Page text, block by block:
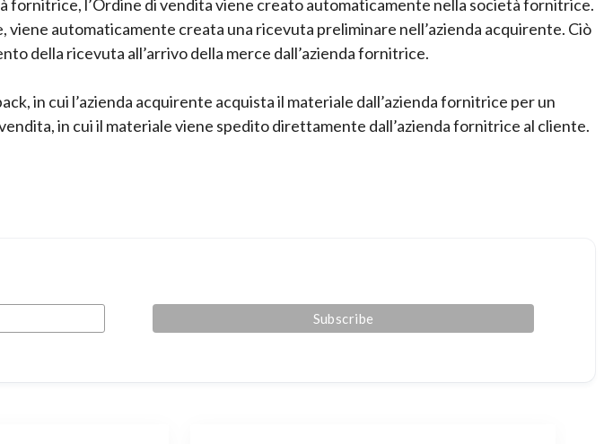
fornitrice, l’Ordine di vendita viene creato automaticamente nella società fornitrice.
viene automaticamente creata una ricevuta preliminare nell’azienda acquirente. Ciò
della ricevuta all’arrivo della merce dall’azienda fornitrice.
in cui l’azienda acquirente acquista il materiale dall’azienda fornitrice per un
in cui il materiale viene spedito direttamente dall’azienda fornitrice al cliente.